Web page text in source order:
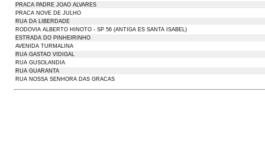
PRACA PADRE JOAO ALVARES
PRACA NOVE DE JULHO
RUA DA LIBERDADE
RODOVIA ALBERTO HINOTO - SP 56 (ANTIGA ES SANTA ISABEL)
ESTRADA DO PINHEIRINHO
AVENIDA TURMALINA
RUA GASTAO VIDIGAL
RUA GUSOLANDIA
RUA GUARANTA
RUA NOSSA SENHORA DAS GRACAS